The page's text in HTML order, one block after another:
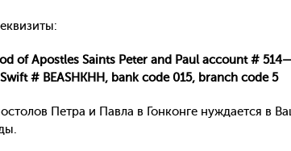
of Apostles Saints Peter and Paul account #
# BEASHKHH, bank code 015, branch code 5
Петра и Павла в Гонконге нуждается в